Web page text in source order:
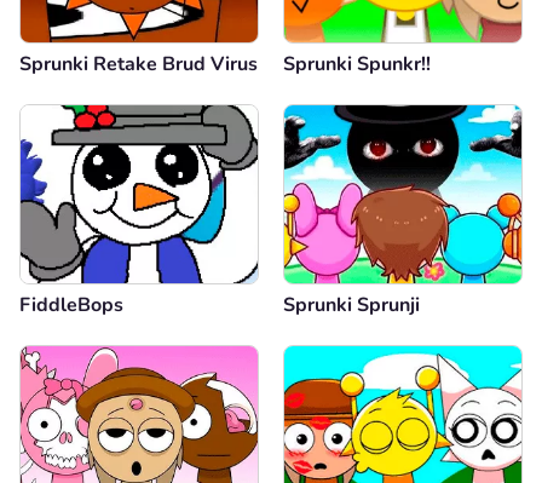
Sprunki Retake Brud Virus Sprunki Spunkr!!
FiddleBops Sprunki Sprunji